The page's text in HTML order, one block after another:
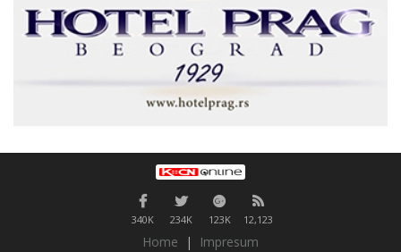
340K 234K 123K 12,123
Home |
Impresum